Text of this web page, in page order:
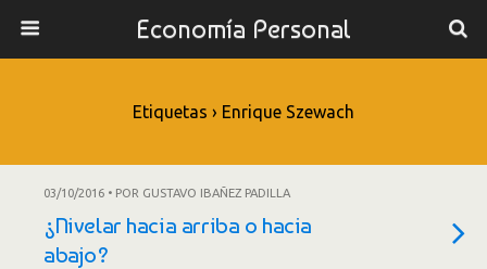
Economía Personal
Etiquetas › Enrique Szewach
03/10/2016 • POR GUSTAVO IBAÑEZ PADILLA
¿Nivelar hacia arriba o hacia
abajo?